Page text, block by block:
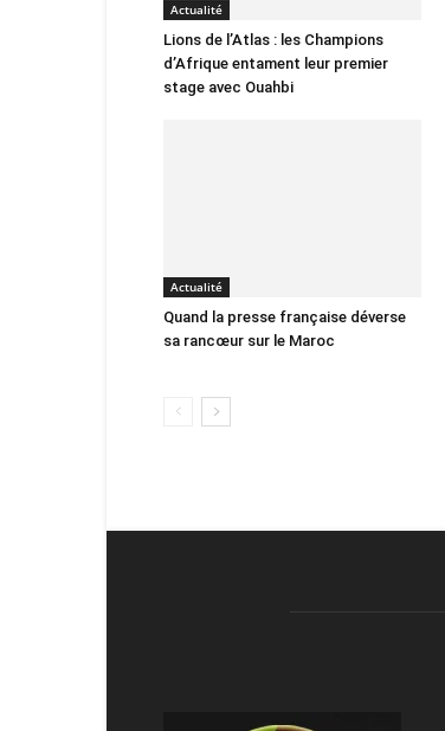
Actualité
Lions de l’Atlas : les Champions
d’Afrique entament leur premier
stage avec Ouahbi
Actualité
Quand la presse française déverse
sa rancœur sur le Maroc